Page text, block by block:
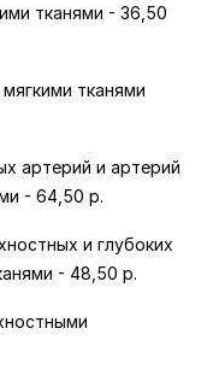
тканями - 36,50
тканями
артерий и артерий
- 64,50 р.
и глубоких
- 48,50 р.